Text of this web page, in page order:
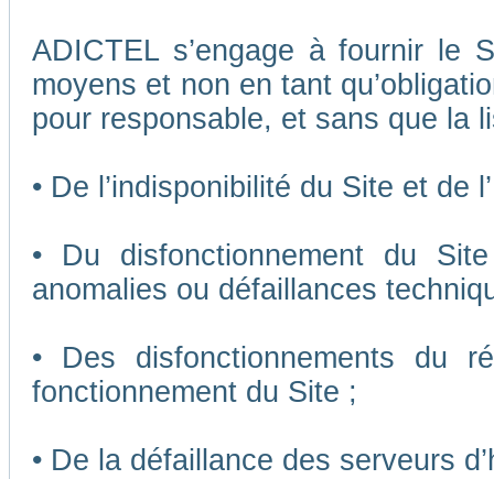
ADICTEL s’engage à fournir le
moyens et non en tant
pour responsable, et sans que la
• De l’indisponibilité du Site et de
• Du disfonctionnement du
anomalies ou défaillances
• Des disfonctionnements du
fonctionnement du Site ;
• De la défaillance des serveurs